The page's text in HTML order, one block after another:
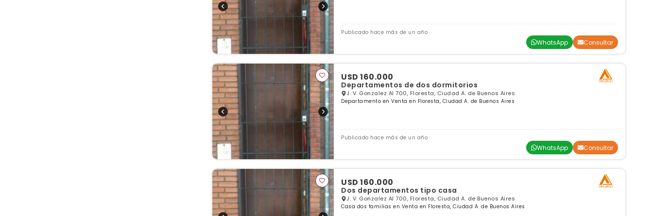
Publicado hace más de un año
WhatsApp Consultar
USD 160.000
Departamentos de dos dormitorios
J. V. Gonzalez Al 700, Floresta, Ciudad A. de Buenos Aires
Departamento en Venta en Floresta, Ciudad A. de Buenos Aires
Publicado hace más de un año
WhatsApp Consultar
USD 160.000
Dos departamentos tipo casa
J. V. Gonzalez Al 700, Floresta, Ciudad A. de Buenos Aires
Casa dos familias en Venta en Floresta, Ciudad A. de Buenos Aires